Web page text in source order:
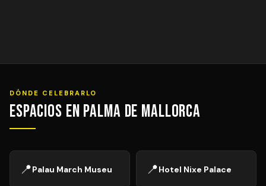
DÓNDE CELEBRARLO
Espacios en Palma de Mallorca
📍Palau March Museu 📍Hotel Nixe Palace